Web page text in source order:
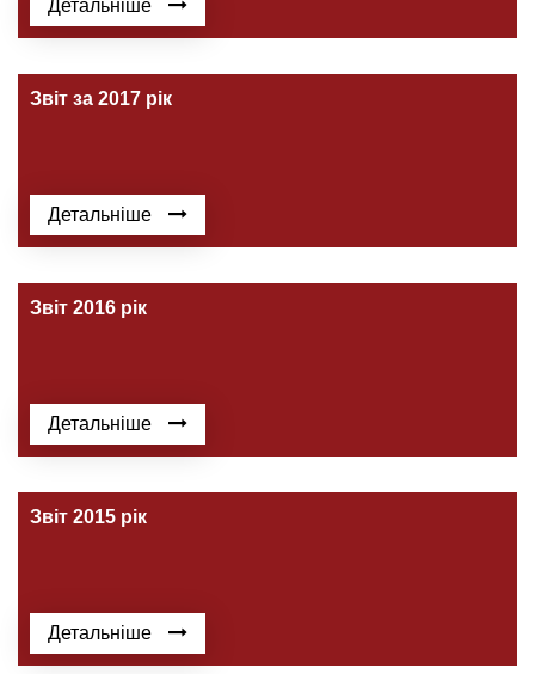
Детальніше
Звіт за 2017 рік
Детальніше
Звіт 2016 рік
Детальніше
Звіт 2015 рік
Детальніше